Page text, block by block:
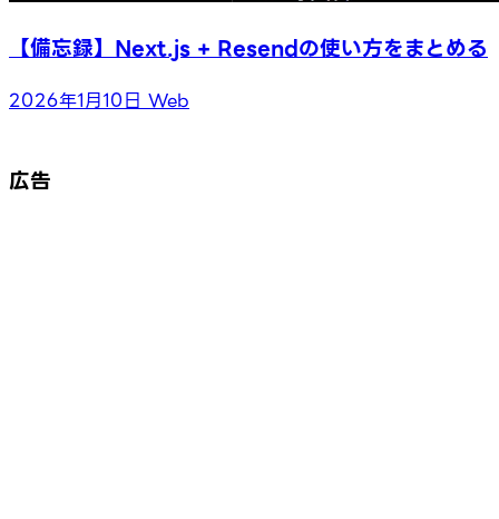
【備忘録】Next.js + Resendの使い方をまとめる
2026年1月10日 Web
広告